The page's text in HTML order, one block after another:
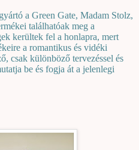
a Green Gate, Madam Stolz,
találhatóak meg a
kerültek fel a honlapra, mert
a romantikus és vidéki
csak különböző tervezéssel és
be és fogja át a jelenlegi